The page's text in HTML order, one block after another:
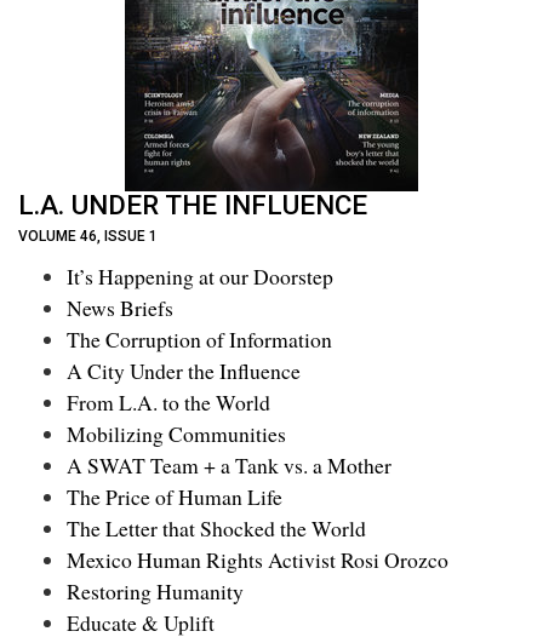
L.A. UNDER THE INFLUENCE
VOLUME 46, ISSUE 1
It’s Happening at our Doorstep
News Briefs
The Corruption of Information
A City Under the Influence
From L.A. to the World
Mobilizing Communities
A SWAT Team + a Tank vs. a Mother
The Price of Human Life
The Letter that Shocked the World
Mexico Human Rights Activist Rosi Orozco
Restoring Humanity
Educate & Uplift